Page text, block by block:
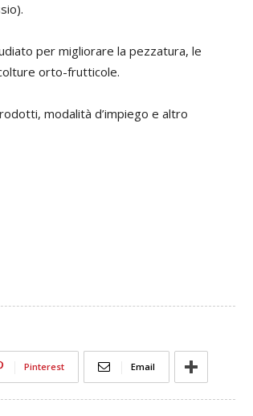
per migliorare la pezzatura, le
orto-frutticole.
modalità d’impiego e altro
Pinterest Email